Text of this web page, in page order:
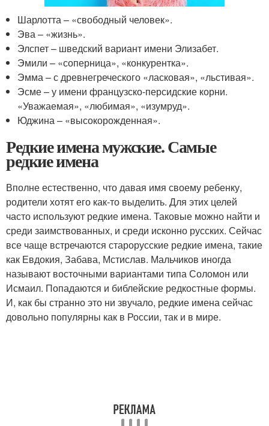
Шарлотта – «свободный человек».
Эва – «жизнь».
Элспет – шведский вариант имени Элизабет.
Эмили – «соперница», «конкурентка».
Эмма – с древнегреческого «ласковая», «льстивая».
Эсме – у имени французско-персидские корни.
«Уважаемая», «любимая», «изумруд».
Юджина – «высокорожденная».
Редкие имена мужские. Самые
редкие имена
Вполне естественно, что давая имя своему ребенку,
родители хотят его как-то выделить. Для этих целей
часто используют редкие имена. Таковые можно найти и
среди заимствованных, и среди исконно русских. Сейчас
все чаще встречаются старорусские редкие имена, такие
как Евдокия, Забава, Мстислав. Мальчиков иногда
называют восточными вариантами типа Соломон или
Исмаил. Попадаются и библейские редкостные формы.
И, как бы странно это ни звучало, редкие имена сейчас
довольно популярны как в России, так и в мире.